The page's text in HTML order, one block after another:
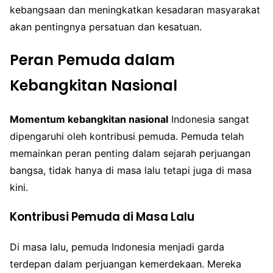
kebangsaan dan meningkatkan kesadaran masyarakat
akan pentingnya persatuan dan kesatuan.
Peran Pemuda dalam
Kebangkitan Nasional
Momentum kebangkitan nasional Indonesia sangat
dipengaruhi oleh kontribusi pemuda. Pemuda telah
memainkan peran penting dalam sejarah perjuangan
bangsa, tidak hanya di masa lalu tetapi juga di masa
kini.
Kontribusi Pemuda di Masa Lalu
Di masa lalu, pemuda Indonesia menjadi garda
terdepan dalam perjuangan kemerdekaan. Mereka